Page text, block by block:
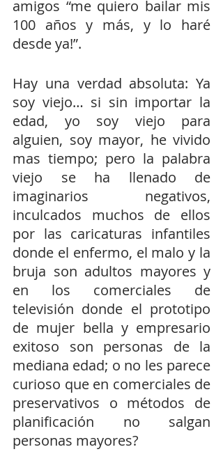
amigos “me quiero bailar mis
100 años y más, y lo haré
desde ya!”.
Hay una verdad absoluta: Ya
soy viejo… si sin importar la
edad, yo soy viejo para
alguien, soy mayor, he vivido
mas tiempo; pero la palabra
viejo se ha llenado de
imaginarios negativos,
inculcados muchos de ellos
por las caricaturas infantiles
donde el enfermo, el malo y la
bruja son adultos mayores y
en los comerciales de
televisión donde el prototipo
de mujer bella y empresario
exitoso son personas de la
mediana edad; o no les parece
curioso que en comerciales de
preservativos o métodos de
planificación no salgan
personas mayores?